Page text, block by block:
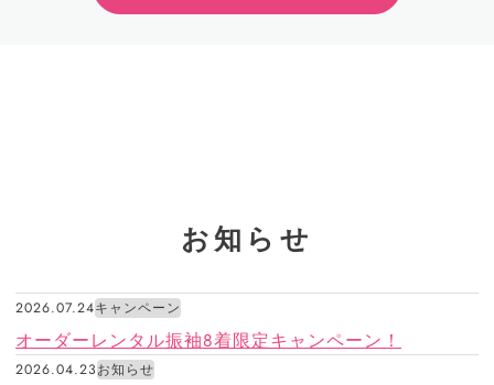
お知らせ
2026.07.24キャンペーン
オーダーレンタル振袖8着限定キャンペーン！
2026.04.23お知らせ